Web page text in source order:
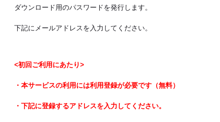
ダウンロード用のパスワードを発行します。
下記にメールアドレスを入力してください。
<初回ご利用にあたり>
・本サービスの利用には利用登録が必要です（無料）
・下記に登録するアドレスを入力してください。